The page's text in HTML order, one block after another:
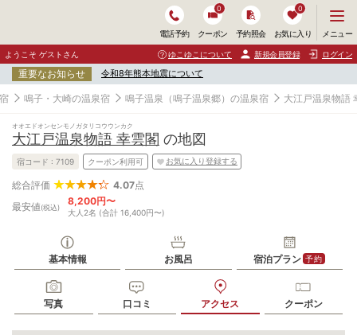
電話予約 クーポン
0
予約照会 お気に入り
0
ニ
ュ
ー
開
く
メニュー
ようこそ ゲストさん ゆこゆこについて 新規会員登録 ログイン
重要なお知らせ 令和8年熊本地震について
鳴子・大崎の温泉宿 鳴子温泉（鳴子温泉郷）の温泉宿 大江戸温泉物語
オオエドオンセンモノガタリコウウンカク
大江戸温泉物語 幸雲閣 の地図
宿コード : 7109 クーポン利用可 お気に入り登録する
総合評価 4.07点
最安値(税込)
8,200円〜
大人2名 (合計 16,400円〜)
基本情報 お風呂 宿泊プラン 予約
写真 口コミ アクセス クーポン